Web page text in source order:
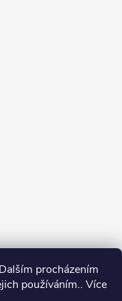
procházením
používáním.. Více